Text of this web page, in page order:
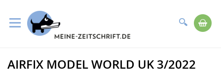
Suche
zum
Inhalt
Zum
AIRFIX MODEL WORLD UK 3/2022